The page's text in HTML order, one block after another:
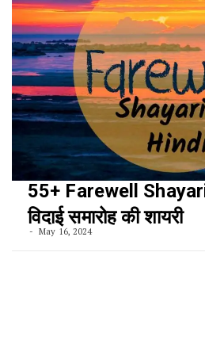
55+ Farewell
विदाई समारोह की शायरी
May 16, 2024